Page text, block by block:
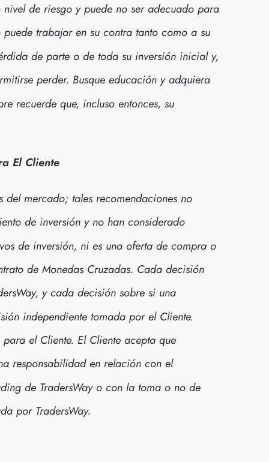
de riesgo y puede no ser adecuado para
trabajar en su contra tanto como a su
de parte o de toda su inversión inicial y,
perder. Busque educación y adquiera
recuerde que, incluso entonces, su
El Cliente
mercado; tales recomendaciones no
de inversión y no han considerado
de inversión, ni es una oferta de compra o
de Monedas Cruzadas. Cada decisión
y cada decisión sobre si una
independiente tomada por el Cliente.
el Cliente. El Cliente acepta que
responsabilidad en relación con el
de TradersWay o con la toma o no de
por TradersWay.